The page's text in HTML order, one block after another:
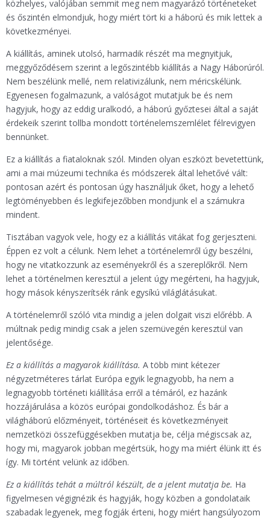
közhelyes, valójában semmit meg nem magyarázó történeteket
és őszintén elmondjuk, hogy miért tört ki a háború és mik lettek a
következményei.
A kiállítás, aminek utolsó, harmadik részét ma megnyitjuk,
meggyőződésem szerint a legőszintébb kiállítás a Nagy Háborúról.
Nem beszélünk mellé, nem relativizálunk, nem méricskélünk.
Egyenesen fogalmazunk, a valóságot mutatjuk be és nem
hagyjuk, hogy az eddig uralkodó, a háború győztesei által a saját
érdekeik szerint tollba mondott történelemszemlélet félrevigyen
bennünket.
Ez a kiállítás a fiataloknak szól. Minden olyan eszközt bevetettünk,
ami a mai múzeumi technika és módszerek által lehetővé vált:
pontosan azért és pontosan úgy használjuk őket, hogy a lehető
legtöményebben és legkifejezőbben mondjunk el a számukra
mindent.
Tisztában vagyok vele, hogy ez a kiállítás vitákat fog gerjeszteni.
Éppen ez volt a célunk. Nem lehet a történelemről úgy beszélni,
hogy ne vitatkozzunk az eseményekről és a szereplőkről. Nem
lehet a történelmen keresztül a jelent úgy megérteni, ha hagyjuk,
hogy mások kényszerítsék ránk egysíkú világlátásukat.
A történelemről szóló vita mindig a jelen dolgait viszi előrébb. A
múltnak pedig mindig csak a jelen szemüvegén keresztül van
jelentősége.
Ez a kiállítás a magyarok kiállítása. A több mint kétezer
négyzetméteres tárlat Európa egyik legnagyobb, ha nem a
legnagyobb történeti kiállítása erről a témáról, ez hazánk
hozzájárulása a közös európai gondolkodáshoz. És bár a
világháború előzményeit, történéseit és következményeit
nemzetközi összefüggésekben mutatja be, célja mégiscsak az,
hogy mi, magyarok jobban megértsük, hogy ma miért élünk itt és
így. Mi történt velünk az időben.
Ez a kiállítás tehát a múltról készült, de a jelent mutatja be. Ha
figyelmesen végignézik és hagyják, hogy közben a gondolataik
szabadak legyenek, meg fogják érteni, hogy miért hangsúlyozom